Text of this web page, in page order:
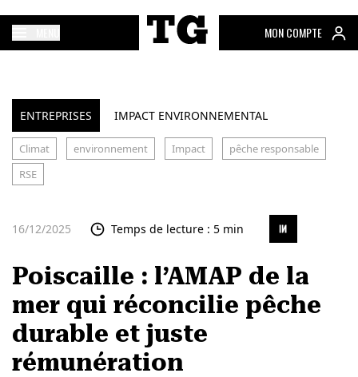
MON COMPTE
ENTREPRISES IMPACT ENVIRONNEMENTAL
Climat environnement Impact
pêche responsable
RSE
16/12/2025 Temps de lecture : 5 min
Poiscaille : l’AMAP de la
mer qui réconcilie pêche
durable et juste
rémunération